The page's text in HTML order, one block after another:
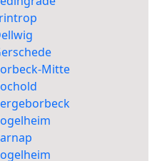
Mitte